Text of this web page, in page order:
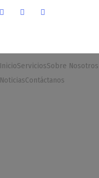
InicioServiciosSobre Nosotros
NoticiasContáctanos